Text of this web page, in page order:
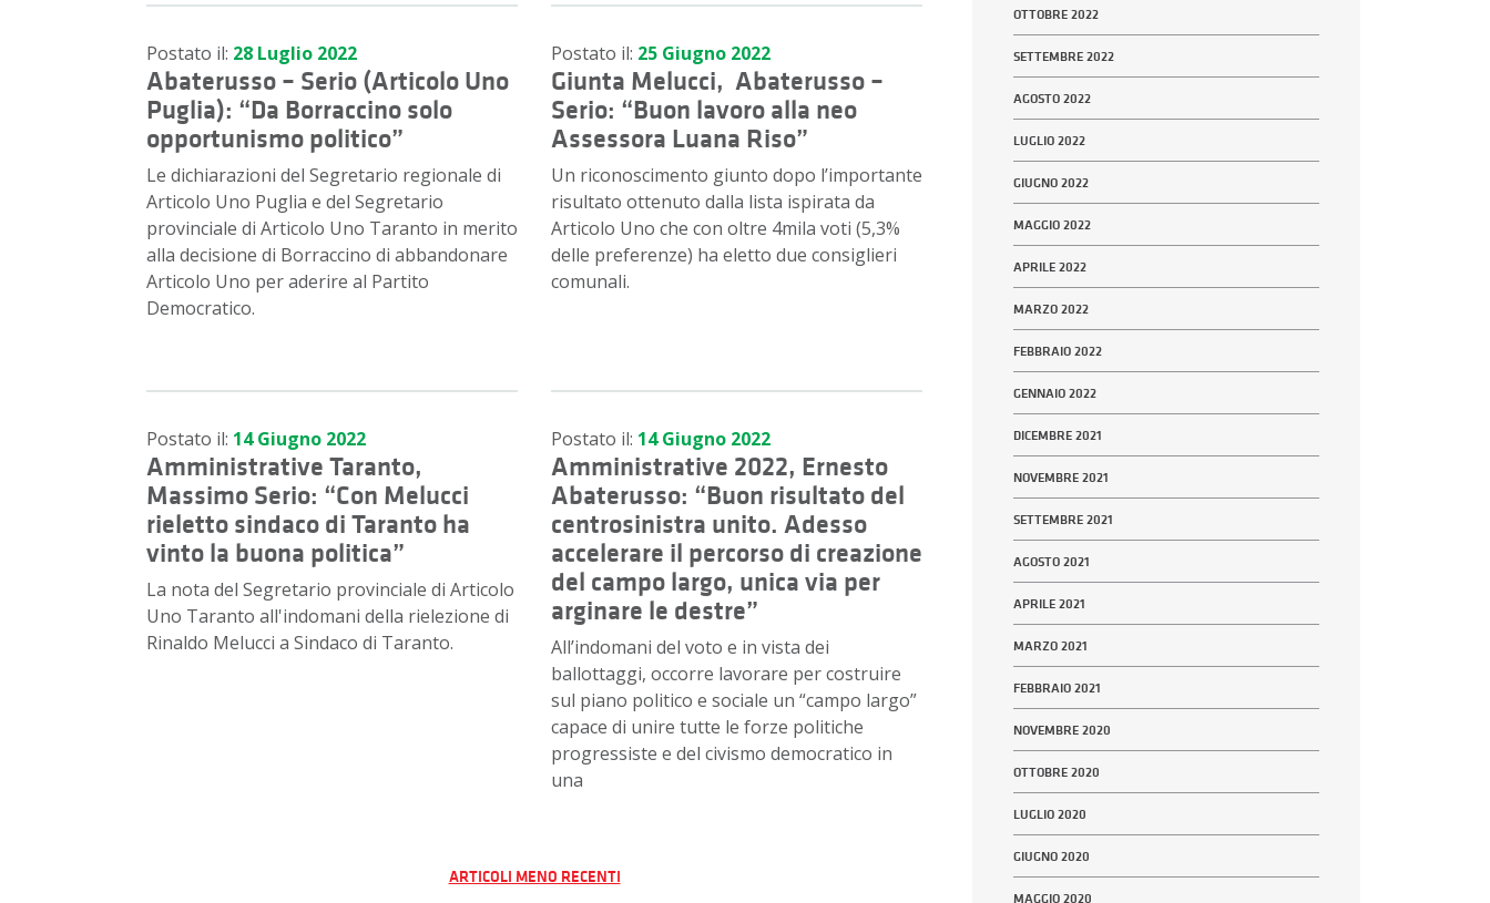
Postato il: 28 Luglio 2022
Abaterusso – Serio (Articolo Uno
Puglia): “Da Borraccino solo
opportunismo politico”
Le dichiarazioni del Segretario regionale di
Articolo Uno Puglia e del Segretario
provinciale di Articolo Uno Taranto in merito
alla decisione di Borraccino di abbandonare
Articolo Uno per aderire al Partito
Democratico.
Postato il: 25 Giugno 2022
Giunta Melucci, Abaterusso –
Serio: “Buon lavoro alla neo
Assessora Luana Riso”
Un riconoscimento giunto dopo l’importante
risultato ottenuto dalla lista ispirata da
Articolo Uno che con oltre 4mila voti (5,3%
delle preferenze) ha eletto due consiglieri
comunali.
Postato il: 14 Giugno 2022
Amministrative Taranto,
Massimo Serio: “Con Melucci
rieletto sindaco di Taranto ha
vinto la buona politica”
La nota del Segretario provinciale di Articolo
Uno Taranto all'indomani della rielezione di
Rinaldo Melucci a Sindaco di Taranto.
Postato il: 14 Giugno 2022
Amministrative 2022, Ernesto
Abaterusso: “Buon risultato del
centrosinistra unito. Adesso
accelerare il percorso di creazione
del campo largo, unica via per
arginare le destre”
All’indomani del voto e in vista dei
ballottaggi, occorre lavorare per costruire
sul piano politico e sociale un “campo largo”
capace di unire tutte le forze politiche
progressiste e del civismo democratico in
una
Navigazione
ARTICOLI MENO RECENTI
OTTOBRE 2022
SETTEMBRE 2022
AGOSTO 2022
LUGLIO 2022
GIUGNO 2022
MAGGIO 2022
APRILE 2022
MARZO 2022
FEBBRAIO 2022
GENNAIO 2022
DICEMBRE 2021
NOVEMBRE 2021
SETTEMBRE 2021
AGOSTO 2021
APRILE 2021
MARZO 2021
FEBBRAIO 2021
NOVEMBRE 2020
OTTOBRE 2020
LUGLIO 2020
GIUGNO 2020
MAGGIO 2020